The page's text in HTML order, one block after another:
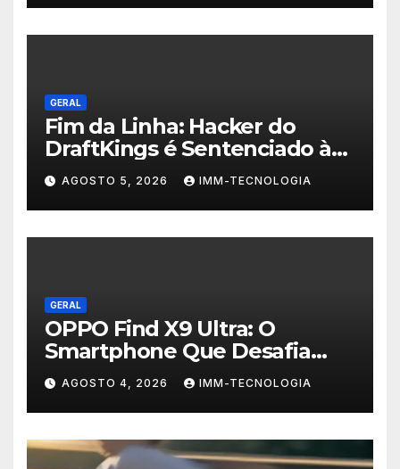
GERAL
Fim da Linha: Hacker do
DraftKings é Sentenciado à
Prisão por Esquema
Milionário de Contas
Roubadas
AGOSTO 5, 2026 IMM-TECNOLOGIA
GERAL
OPPO Find X9 Ultra: O
Smartphone Que Desafia
Câmeras Profissionais com
200MP e Tecnologia
Hasselblad
AGOSTO 4, 2026 IMM-TECNOLOGIA